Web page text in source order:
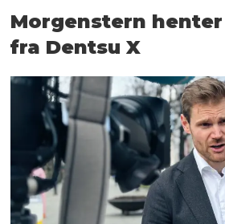
Morgenstern
fra Dentsu X